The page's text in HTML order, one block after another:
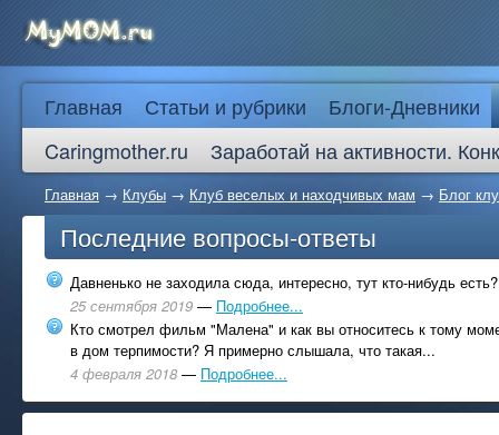
Главная Статьи и рубрики
Блоги-Дневники
Caringmother.ru
Заработай на активности.
Главная → Клубы → Клуб веселых и находчивых мам → Блог
Последние вопросы-ответы
Давненько не заходила сюда, интересно, тут кто-нибудь есть?
25 сентября 2019 — Подробнее...
Кто смотрел фильм "Малена" и как вы относитесь к тому
в дом терпимости? Я примерно слышала, что такая...
4 февраля 2018 — Подробнее...